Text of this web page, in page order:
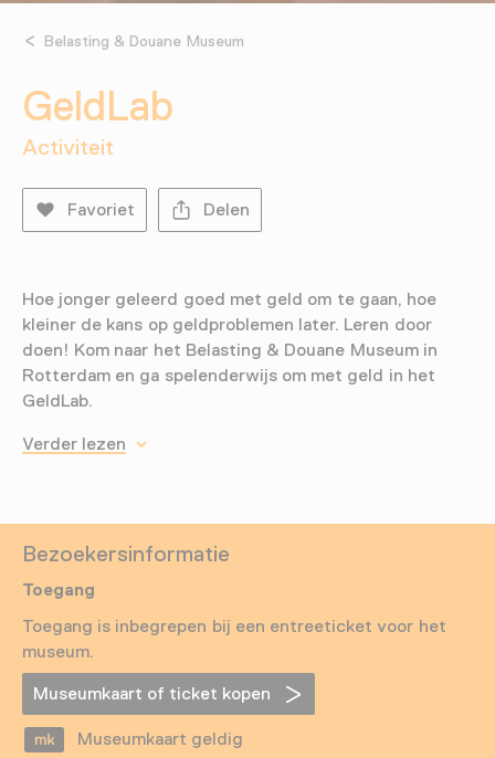
Belasting & Douane Museum
GeldLab
Activiteit
Favoriet Delen
Hoe jonger geleerd goed met geld om te gaan, hoe
kleiner de kans op geldproblemen later. Leren door
doen! Kom naar het Belasting & Douane Museum in
Rotterdam en ga spelenderwijs om met geld in het
GeldLab.
Verder lezen
Bezoekersinformatie
Toegang
Toegang is inbegrepen bij een entreeticket voor het
museum.
Museumkaart of ticket kopen
Museumkaart geldig